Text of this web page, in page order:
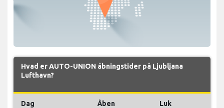
Hvad er AUTO-UNION åbningstider på Ljubljana
Lufthavn?
Dag Åben Luk